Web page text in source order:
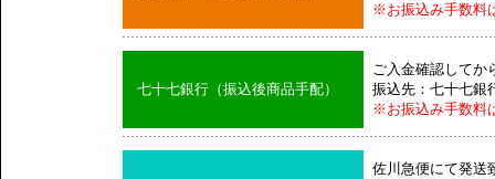
※お振込み手数料
七十七銀行（振込後商品手配）
ご入金確認してか
振込先：七十七銀
※お振込み手数料
佐川急便にて発送